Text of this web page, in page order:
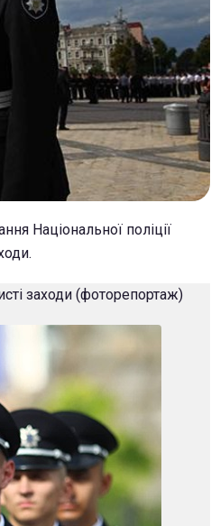
Національної поліції